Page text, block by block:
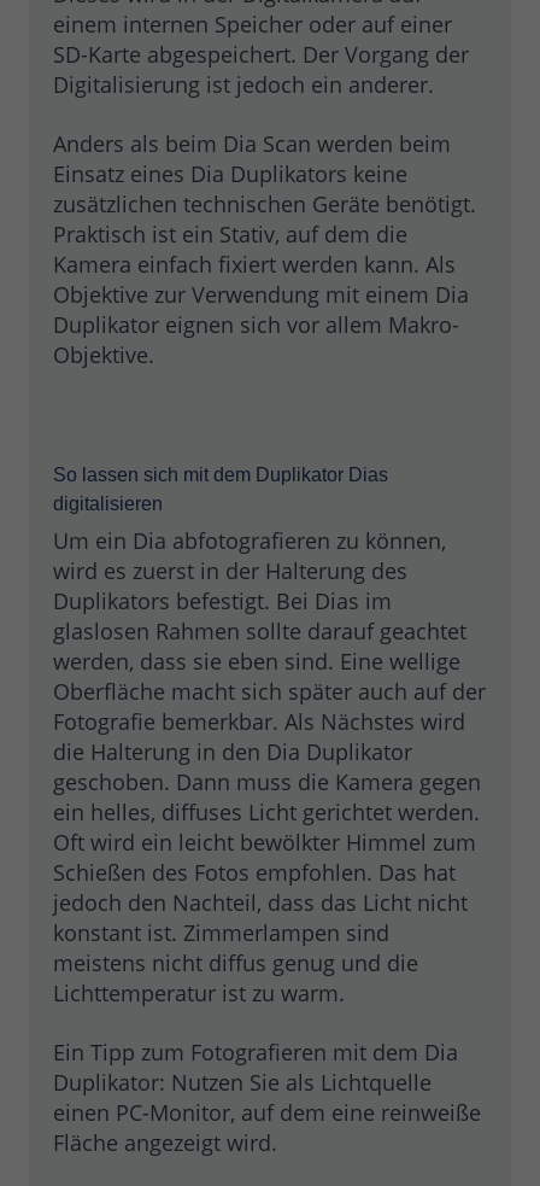
einem internen Speicher oder auf einer
SD-Karte abgespeichert. Der Vorgang der
Digitalisierung ist jedoch ein anderer.
Anders als beim Dia Scan werden beim
Einsatz eines Dia Duplikators keine
zusätzlichen technischen Geräte benötigt.
Praktisch ist ein Stativ, auf dem die
Kamera einfach fixiert werden kann. Als
Objektive zur Verwendung mit einem Dia
Duplikator eignen sich vor allem Makro-
Objektive.
So lassen sich mit dem Duplikator Dias
digitalisieren
Um ein Dia abfotografieren zu können,
wird es zuerst in der Halterung des
Duplikators befestigt. Bei Dias im
glaslosen Rahmen sollte darauf geachtet
werden, dass sie eben sind. Eine wellige
Oberfläche macht sich später auch auf der
Fotografie bemerkbar. Als Nächstes wird
die Halterung in den Dia Duplikator
geschoben. Dann muss die Kamera gegen
ein helles, diffuses Licht gerichtet werden.
Oft wird ein leicht bewölkter Himmel zum
Schießen des Fotos empfohlen. Das hat
jedoch den Nachteil, dass das Licht nicht
konstant ist. Zimmerlampen sind
meistens nicht diffus genug und die
Lichttemperatur ist zu warm.
Ein Tipp zum Fotografieren mit dem Dia
Duplikator: Nutzen Sie als Lichtquelle
einen PC-Monitor, auf dem eine reinweiße
Fläche angezeigt wird.